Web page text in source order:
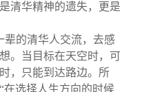
清华精神的遗失，更是
的清华人交流，去感
。当目标在天空时，可
，只能到达路边。所
在选择人生方向的时候